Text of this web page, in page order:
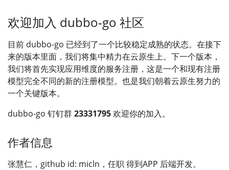
欢迎加入 dubbo-go 社区
目前 dubbo-go 已经到了一个比较稳定成熟的状态。在接下
来的版本里面，我们将集中精力在云原生上。下一个版本，
我们将首先实现应用维度的服务注册，这是一个和现有注册
模型完全不同的新的注册模型。也是我们朝着云原生努力的
一个关键版本。
dubbo-go 钉钉群23331795欢迎你的加入。
作者信息
张慧仁，github id: micln，任职 得到APP 后端开发。